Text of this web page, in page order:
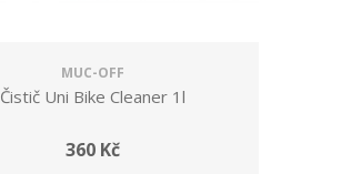
MUC-OFF
Čistič Uni Bike Cleaner 1l
360 Kč